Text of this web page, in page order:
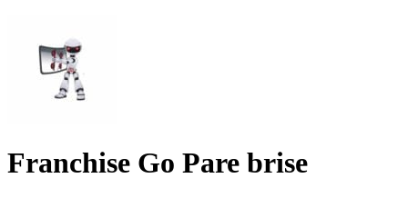
Franchise Go Pare brise